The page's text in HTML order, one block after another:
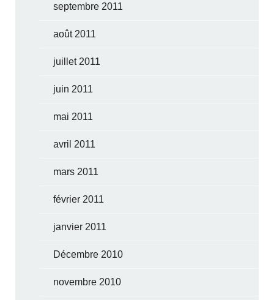
septembre 2011
août 2011
juillet 2011
juin 2011
mai 2011
avril 2011
mars 2011
février 2011
janvier 2011
Décembre 2010
novembre 2010